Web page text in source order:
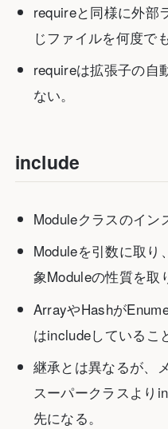
requireと同様に外部
じファイルを何度で
requireは拡張子の自
ない。
include
Moduleクラスのイン
Moduleを引数に取り
象Moduleの性質を取
ArrayやHashが
はincludeしているこ
継承とは異なるが、
スーパークラスより
先になる。